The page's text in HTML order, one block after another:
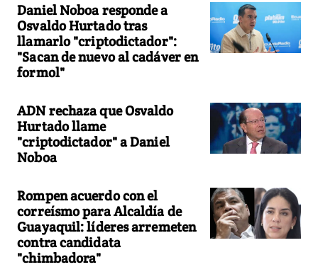
Daniel Noboa responde a
Osvaldo Hurtado tras
llamarlo "criptodictador":
"Sacan de nuevo al cadáver en
formol"
ADN rechaza que Osvaldo
Hurtado llame
"criptodictador" a Daniel
Noboa
Rompen acuerdo con el
correísmo para Alcaldía de
Guayaquil: líderes arremeten
contra candidata
"chimbadora"